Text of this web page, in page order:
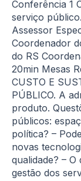
Conferência 1
serviço
Assessor
Coordenador
do RS
20min Mesas
CUSTO E
PÚBLICO. A
produto.
públicos:
política? –
novas
qualidade? –
gestão dos